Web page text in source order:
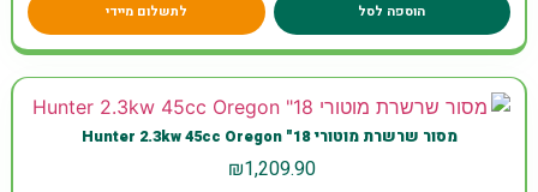
הוספה לסל לתשלום מיידי
מסור שרשרת מוטורי Hunter 2.3kw 45cc Oregon "18
₪1,209.90